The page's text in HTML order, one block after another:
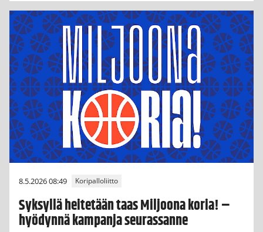
8.5.2026 08:49 Koripalloliitto
Syksyllä heitetään taas Miljoona koria! –
hyödynnä kampanja seurassanne